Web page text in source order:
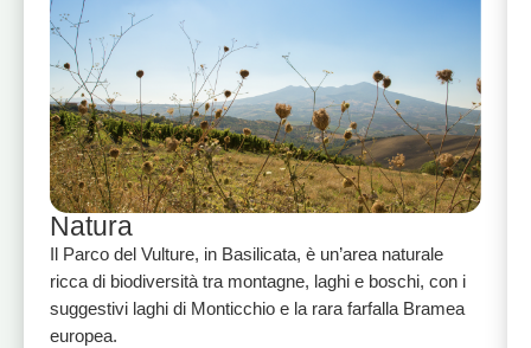
Natura
Il Parco del Vulture, in Basilicata, è un’area naturale
ricca di biodiversità tra montagne, laghi e boschi, con i
suggestivi laghi di Monticchio e la rara farfalla Bramea
europea.